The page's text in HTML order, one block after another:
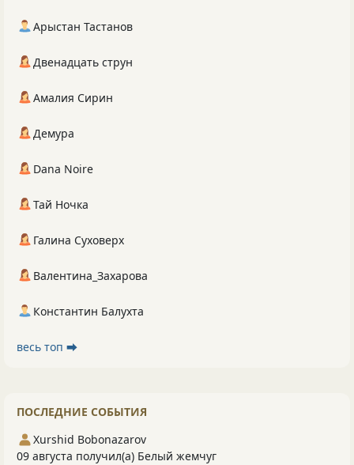
Арыстан Тастанов
Двенадцать струн
Амалия Сирин
Демура
Dana Noire
Тай Ночка
Галина Суховерх
Валентина_Захарова
Константин Балухта
весь топ ⮕
ПОСЛЕДНИЕ СОБЫТИЯ
Xurshid Bobonazarov
09 августа получил(а) Белый жемчуг